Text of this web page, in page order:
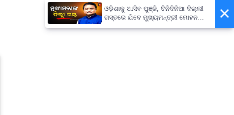
×
ଓଡ଼ିଶାକୁ ଆସିବ ପୁଞ୍ଜି, ତିନିଦିନିଆ ଦିଲ୍ଲୀ
ଗସ୍ତରେ ଯିବେ ମୁଖ୍ୟମନ୍ତ୍ରୀ ମୋହନ